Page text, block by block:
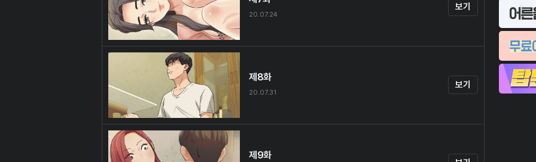
20.07.24
보기
제8화
20.07.31
보기
제9화